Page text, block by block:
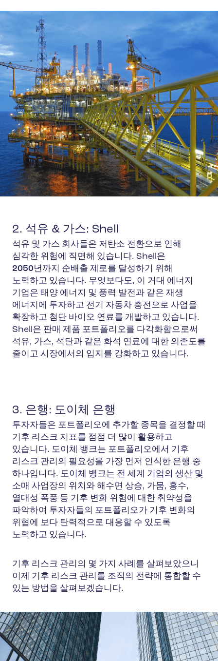
2. 석유 & 가스: Shell
석유 및 가스 회사들은 저탄소 전환으로 인해
심각한 위험에 직면해 있습니다. Shell은
2050년까지 순배출 제로를 달성하기 위해
노력하고 있습니다. 무엇보다도, 이 거대 에너지
기업은 태양 에너지 및 풍력 발전과 같은 재생
에너지에 투자하고 전기 자동차 충전으로 사업을
확장하고 첨단 바이오 연료를 개발하고 있습니다.
Shell은 판매 제품 포트폴리오를 다각화함으로써
석유, 가스, 석탄과 같은 화석 연료에 대한 의존도를
줄이고 시장에서의 입지를 강화하고 있습니다.
3. 은행: 도이체 은행
투자자들은 포트폴리오에 추가할 종목을 결정할 때
기후 리스크 지표를 점점 더 많이 활용하고
있습니다. 도이체 뱅크는 포트폴리오에서 기후
리스크 관리의 필요성을 가장 먼저 인식한 은행 중
하나입니다. 도이체 뱅크는 전 세계 기업의 생산 및
소매 사업장의 위치와 해수면 상승, 가뭄, 홍수,
열대성 폭풍 등 기후 변화 위험에 대한 취약성을
파악하여 투자자들의 포트폴리오가 기후 변화의
위협에 보다 탄력적으로 대응할 수 있도록
노력하고 있습니다.
기후 리스크 관리의 몇 가지 사례를 살펴보았으니
이제 기후 리스크 관리를 조직의 전략에 통합할 수
있는 방법을 살펴보겠습니다.